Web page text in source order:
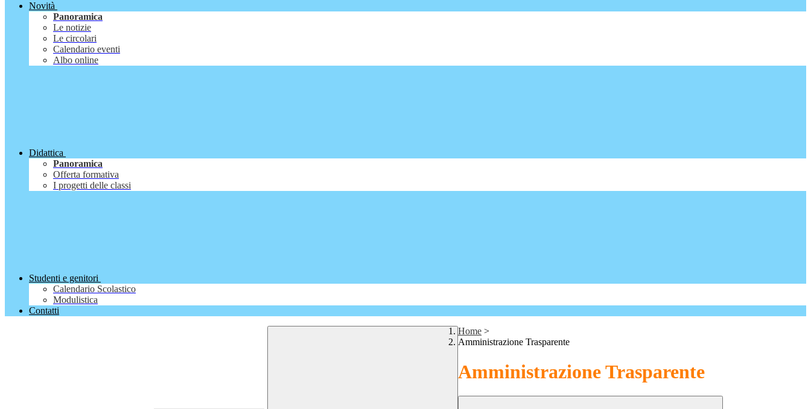
Novità
Panoramica
Le notizie
Le circolari
Calendario eventi
Albo online
Didattica
Panoramica
Offerta formativa
I progetti delle classi
Studenti e genitori
Calendario Scolastico
Modulistica
Contatti
Home >
Amministrazione Trasparente
Amministrazione Trasparente